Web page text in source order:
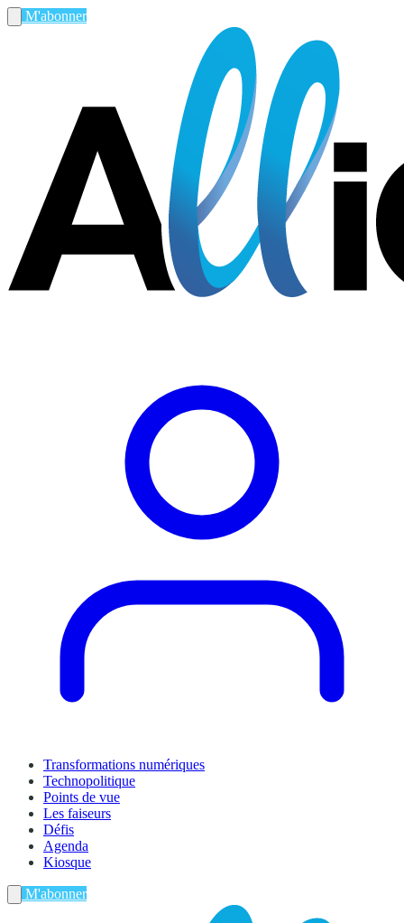
M'abonner
Transformations numériques
Technopolitique
Points de vue
Les faiseurs
Défis
Agenda
Kiosque
M'abonner